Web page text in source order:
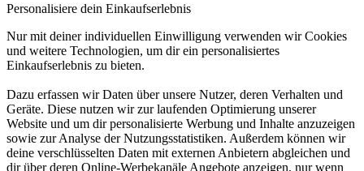
Personalisiere dein Einkaufserlebnis
Nur mit deiner individuellen Einwilligung verwenden wir Cookies
und weitere Technologien, um dir ein personalisiertes
Einkaufserlebnis zu bieten.
Dazu erfassen wir Daten über unsere Nutzer, deren Verhalten und
Geräte. Diese nutzen wir zur laufenden Optimierung unserer
Website und um dir personalisierte Werbung und Inhalte anzuzeigen
sowie zur Analyse der Nutzungsstatistiken. Außerdem können wir
deine verschlüsselten Daten mit externen Anbietern abgleichen und
dir über deren Online-Werbekanäle Angebote anzeigen, nur wenn